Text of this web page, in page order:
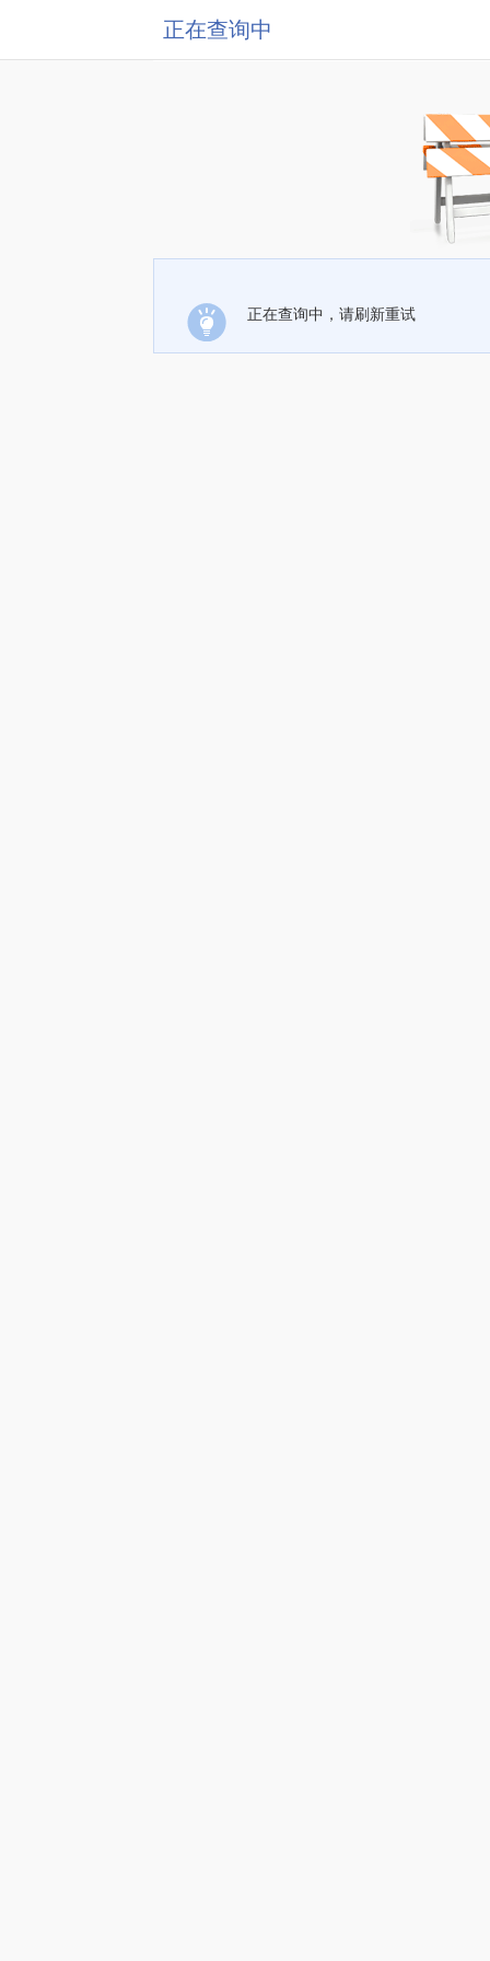
正在查询中
正在查询中，请刷新重试